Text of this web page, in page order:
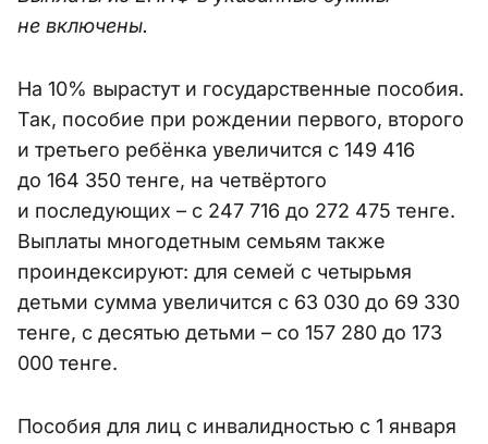
не включены.
На 10% вырастут и государственные пособия.
Так, пособие при рождении первого, второго
и третьего ребёнка увеличится с 149 416
до 164 350 тенге, на четвёртого
и последующих – с 247 716 до 272 475 тенге.
Выплаты многодетным семьям также
проиндексируют: для семей с четырьмя
детьми сумма увеличится с 63 030 до 69 330
тенге, с десятью детьми – со 157 280 до 173
000 тенге.
Пособия для лиц с инвалидностью с 1 января